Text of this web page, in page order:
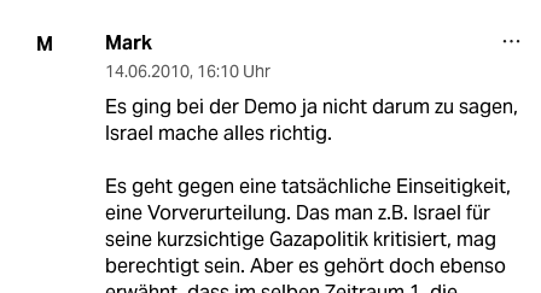
M Mark
14.06.2010, 16:10 Uhr
Es ging bei der Demo ja nicht darum zu sagen,
Israel mache alles richtig.
Es geht gegen eine tatsächliche Einseitigkeit,
eine Vorverurteilung. Das man z.B. Israel für
seine kurzsichtige Gazapolitik kritisiert, mag
berechtigt sein. Aber es gehört doch ebenso